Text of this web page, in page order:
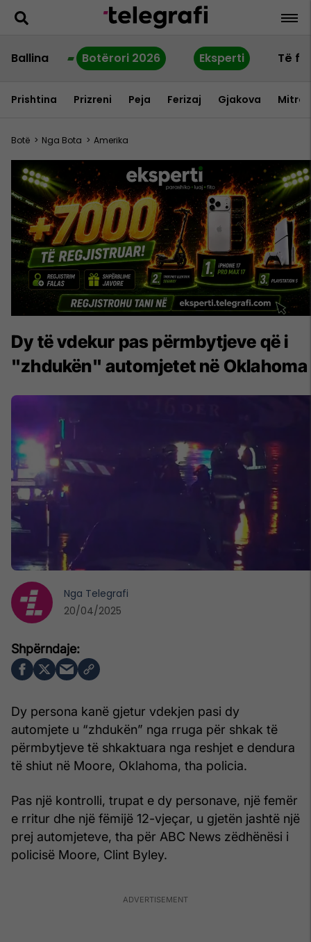
Ballina Botërori 2026 Eksperti Të
Prishtina Prizreni Peja Ferizaj Gjakova
Botë > Nga Bota > Amerika
Dy të vdekur pas përmbytjeve që i
"zhdukën" automjetet në Oklahoma
Dy persona kanë gjetur vdekjen pasi dy
automjete u “zhdukën” nga rruga për shkak të
përmbytjeve të shkaktuara nga reshjet e dendura
të shiut në Moore, Oklahoma, tha policia.
Pas një kontrolli, trupat e dy personave, një femër
e rritur dhe një fëmijë 12-vjeçar, u gjetën jashtë një
prej automjeteve, tha për ABC News zëdhënësi i
policisë Moore, Clint Byley.
Nga Telegrafi
20/04/2025